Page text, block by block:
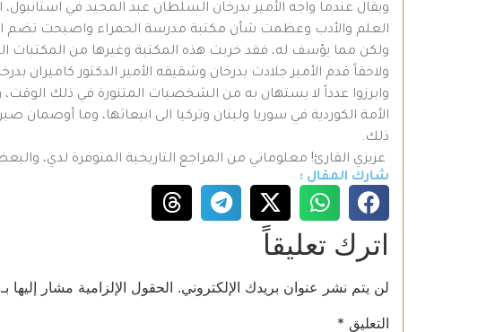
ويقال عندما واجه الأمير بدرخان السلطان عبد المجيد في
العلم والأدب وعظمت شأن مكتبة مدرسة الحمراء واصبحت تضم
ولكن مما يؤسف له، فقد خربت هذه المكتبة وغيرها من المكتبات الموجودة بعد اجهاض ثورة الأمير
ولاحقاً قدم الأمير جلادت بدرخان وشقيقه الأمير الدكتور كاميران
وابرزوا عدداً لا يستهان به من الشخصيات المتنورة في ذلك
الأمة الكوردية في سوريا ولبنان وتركيا الى انبعاثها، وما
ذلك.
عزيزي القارئ! معلوماتي من المراجع التاريخية المتوفرة لدي،
شارك المقال :
اترك تعليقاً
لن يتم نشر عنوان بريدك الإلكتروني. الحقول الإلزامية مشار إليها بـ
التعليق *